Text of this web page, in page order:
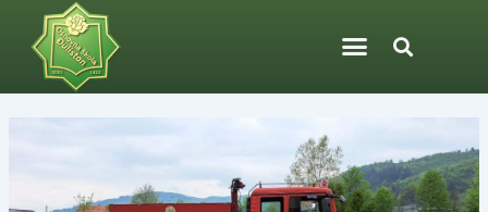
content
navigation